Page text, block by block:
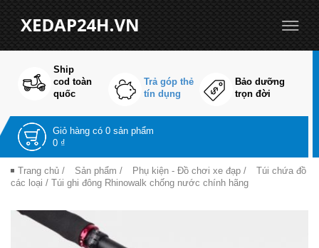
Ship
cod toàn
quốc
Trả góp thẻ
tín dụng
Bảo dưỡng
trọn đời
Giỏ hàng có 0 sản phẩm
0 ₫
Trang chủ / Sản phẩm / Phụ kiện - Đồ chơi xe đạp /
Túi chứa đồ
các loại / Túi ghi đông Rhinowalk chống nước chính hãng